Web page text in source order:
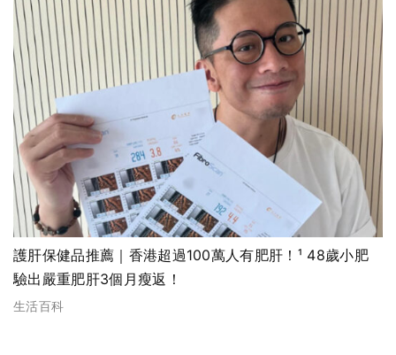
護肝保健品推薦｜香港超過100萬人有肥肝！¹ 48歲小肥
驗出嚴重肥肝3個月瘦返！
生活百科